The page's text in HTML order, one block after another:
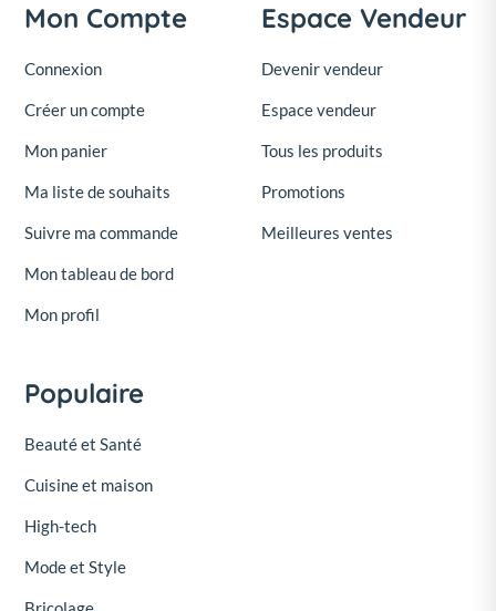
Mon Compte
Connexion
Créer un compte
Mon panier
Ma liste de souhaits
Suivre ma commande
Mon tableau de bord
Mon profil
Espace Vendeur
Devenir vendeur
Espace vendeur
Tous les produits
Promotions
Meilleures ventes
Populaire
Beauté et Santé
Cuisine et maison
High-tech
Mode et Style